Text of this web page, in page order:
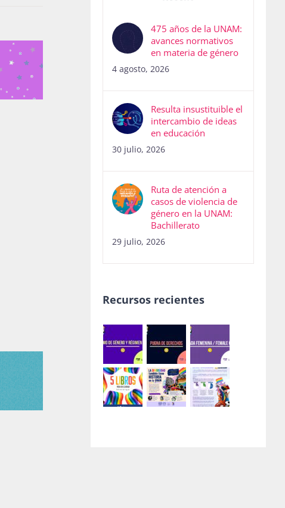
475 años de la UNAM:
avances normativos
en materia de género
4 agosto, 2026
Resulta insustituible el
intercambio de ideas
en educación
30 julio, 2026
Ruta de atención a
casos de violencia de
género en la UNAM:
Bachillerato
29 julio, 2026
Recursos recientes